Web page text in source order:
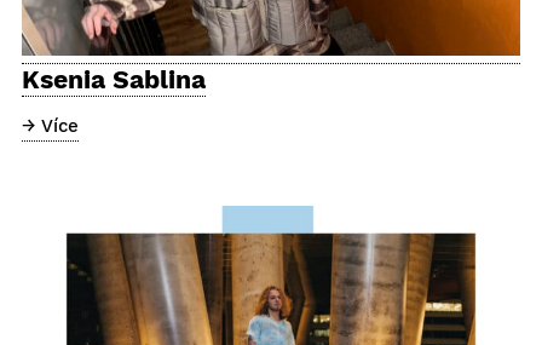
Ksenia Sablina
→ Více